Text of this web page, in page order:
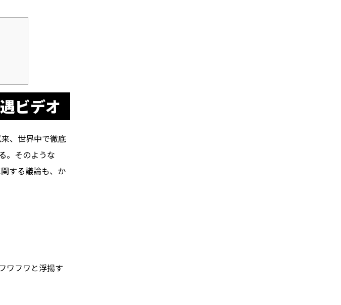
ビデオ
、世界中で徹底
。そのような
する議論も、か
ワフワと浮揚す